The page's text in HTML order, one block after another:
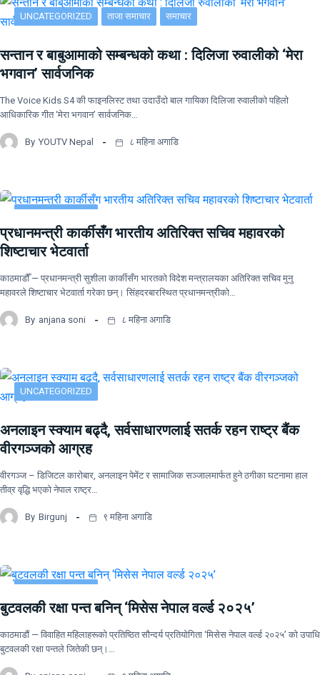
UNCATEGORIZED ताजा समाचार समाचार
सन्तान र बाबुआमाको सम्बन्धको कथा : दिलिजा रुवालीको ‘मेरा
भगवान’ सार्वजनिक
The Voice Kids S4 की फाइनलिस्ट तथा उदाउँदो बाल गायिका दिलिजा रुवालीको पहिलो
आधिकारिक गीत ‘मेरा भगवान’ सार्वजनिक…
By YOUTV Nepal ८ महिना अगाडि
प्रधानमन्त्री कार्कीसँग भारतीय अतिरिक्त सचिव महावरको
शिष्टाचार भेटवार्ता
काठमाडौँ — प्रधानमन्त्री सुशीला कार्कीसँग भारतको विदेश मन्त्रालयका अतिरिक्त सचिव मुनु
महावरले शिष्टाचार भेटवार्ता गरेका छन्। सिंहदरबारस्थित प्रधानमन्त्रीको…
By anjana soni ८ महिना अगाडि
UNCATEGORIZED
अनलाइन स्क्याम बढ्दै, सर्वसाधारणलाई सतर्क रहन राष्ट्र बैंक
वीरगञ्जको आग्रह
वीरगञ्ज – डिजिटल कारोबार, अनलाइन पेमेंट र सामाजिक सञ्जालमार्फत हुने ठगीका घटनामा हाल
तीव्र वृद्धि भएको नेपाल राष्ट्र…
By Birgunj ९ महिना अगाडि
बुटवलकी रक्षा पन्त बनिन् ‘मिसेस नेपाल वर्ल्ड २०२५’
काठमाडौं — विवाहित महिलाहरूको प्रतिष्ठित सौन्दर्य प्रतियोगिता ‘मिसेस नेपाल वर्ल्ड २०२५’ को उपाधि
बुटवलकी रक्षा पन्तले जितेकी छन्।…